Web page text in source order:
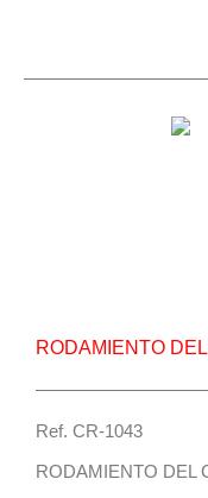
RODAMIENTO
Ref. CR-1043
RODAMIENTO DEL